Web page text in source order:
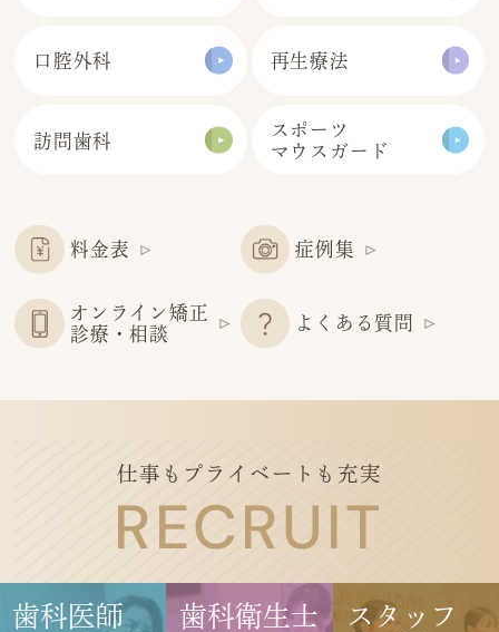
口腔外科 再生療法
訪問歯科
スポーツ
マウスガード
料金表 症例集
オンライン矯正
診療・相談
よくある質問
RECRUIT
仕事もプライベートも充実
歯科医師 歯科衛生士 スタッフ